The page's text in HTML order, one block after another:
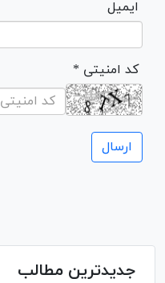
ایمیل
* کد امنیتی
جدیدترین مطالب